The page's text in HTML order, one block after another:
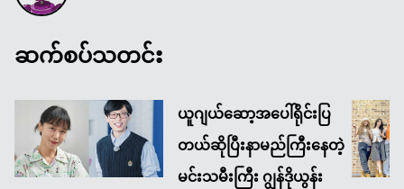
ဆက်စပ်သတင်း
ယူဂျယ်ဆော့အပေါ်ရိုင်းပြ
တယ်ဆိုပြီးနာမည်ကြီးနေတဲ့
မင်းသမီးကြီး ဂျွန်ဒိုယွန်း